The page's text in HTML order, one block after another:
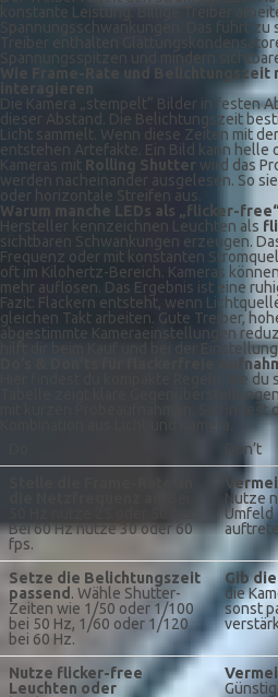
konstante Leistung. Billige Treiber
Spannungsschwankungen. Das führt zu
Treiber enthalten
Spannungsspitzen und mindern
Wie Frame-Rate und
interagieren
Die Kamera „stempelt“ Bilder in festen
dieser Abstand. Die Belichtungszeit
Licht sammelt. Wenn diese Zeiten mit
entstehen Artefakte. Ein Bild kann helle
Kameras mit Rolling Shutter wird das
werden nacheinander ausgelesen. So
oder horizontale Streifen aus.
Warum manche LEDs als „flicker-
Hersteller kennzeichnen Leuchten als
sichtbaren Schwankungen erzeugen.
Frequenz oder mit konstanten
oft im Kilohertz-Bereich. Kameras
mehr auflösen. Das Ergebnis ist eine
Fazit: Flackern entsteht, wenn
gleichen Takt arbeiten. Gute Treiber,
abgestimmte Kameraeinstellungen
hilft dir beim Kauf und bei der
Do’s & Don’ts für flackerfreie
Hier findest du kompakte Regeln, die du
Tabelle zeigt klare
mit kurzen Probeaufnahmen. So findest
Don’t
Bei 60 Hz nutze 30 oder 60
fps.
Nutze
Umfeld
Setze die Belichtungszeit
passend . Wähle Shutter-
Zeiten wie 1/50 oder 1/100
bei 50 Hz, 1/60 oder 1/120
bei 60 Hz.
Gib
die
sonst
Nutze flicker-free
Leuchten oder